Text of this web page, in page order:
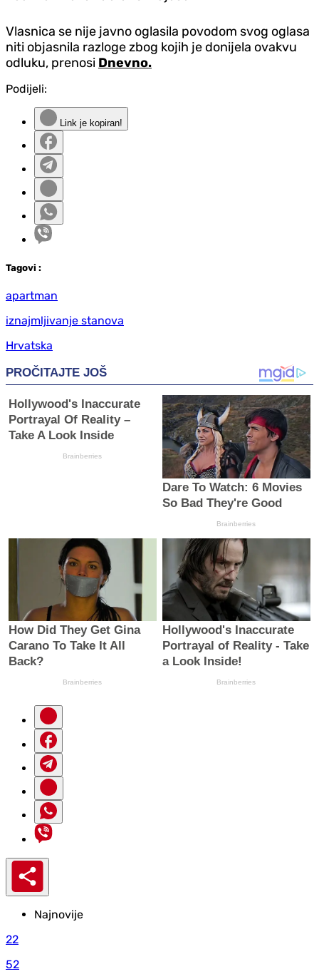
Vlasnica se nije javno oglasila povodom svog oglasa
niti objasnila razloge zbog kojih je donijela ovakvu
odluku, prenosi Dnevno.
Podijeli:
Link je kopiran!
Tagovi :
apartman
iznajmljivanje stanova
Hrvatska
Najnovije
22
52